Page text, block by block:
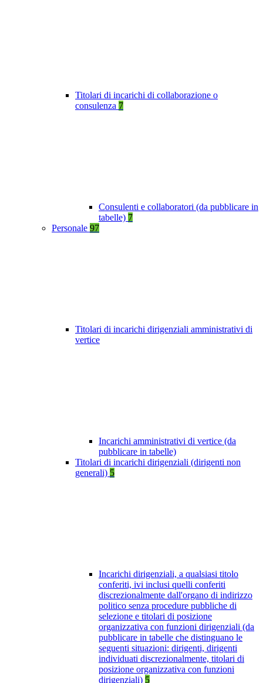
Titolari di incarichi di collaborazione o
consulenza 7
Consulenti e collaboratori (da pubblicare in
tabelle) 7
Personale 97
Titolari di incarichi dirigenziali amministrativi di
vertice
Incarichi amministrativi di vertice (da
pubblicare in tabelle)
Titolari di incarichi dirigenziali (dirigenti non
generali) 5
Incarichi dirigenziali, a qualsiasi titolo
conferiti, ivi inclusi quelli conferiti
discrezionalmente dall'organo di indirizzo
politico senza procedure pubbliche di
selezione e titolari di posizione
organizzativa con funzioni dirigenziali (da
pubblicare in tabelle che distinguano le
seguenti situazioni: dirigenti, dirigenti
individuati discrezionalmente, titolari di
posizione organizzativa con funzioni
dirigenziali) 5